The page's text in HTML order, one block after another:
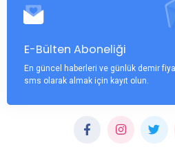
E-Bülten Aboneliği
En güncel haberleri ve günlük demir
sms olarak almak için kayıt olun.